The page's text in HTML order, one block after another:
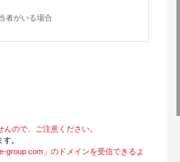
者がいる場合
ので、ご注意ください。
。
group.com」のドメインを受信できるよ